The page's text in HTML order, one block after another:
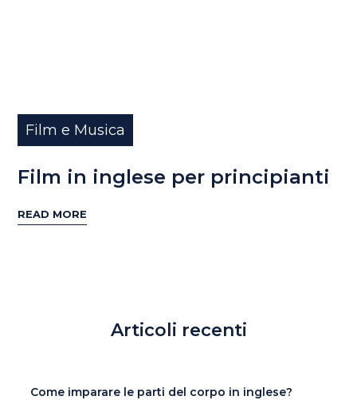
Film e Musica
Film in inglese per principianti
READ MORE
Articoli recenti
Come imparare le parti del corpo in inglese?